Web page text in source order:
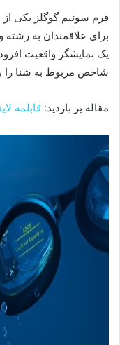
برای علاقمندان به
یک نمایشگر واقعیت
شاخص مربوط به شنا را
مقاله پر بازدید: قابلمه